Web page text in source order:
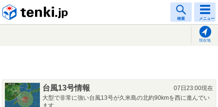
検索 メニュー
現在地
台風13号情報
07日23:00現在
大型で非常に強い台風13号が久米島の北約90kmを西に進んでい
ます